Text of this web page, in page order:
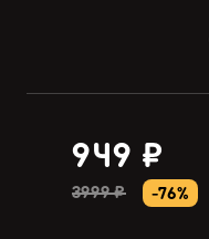
949 ₽
3999 ₽ -76%